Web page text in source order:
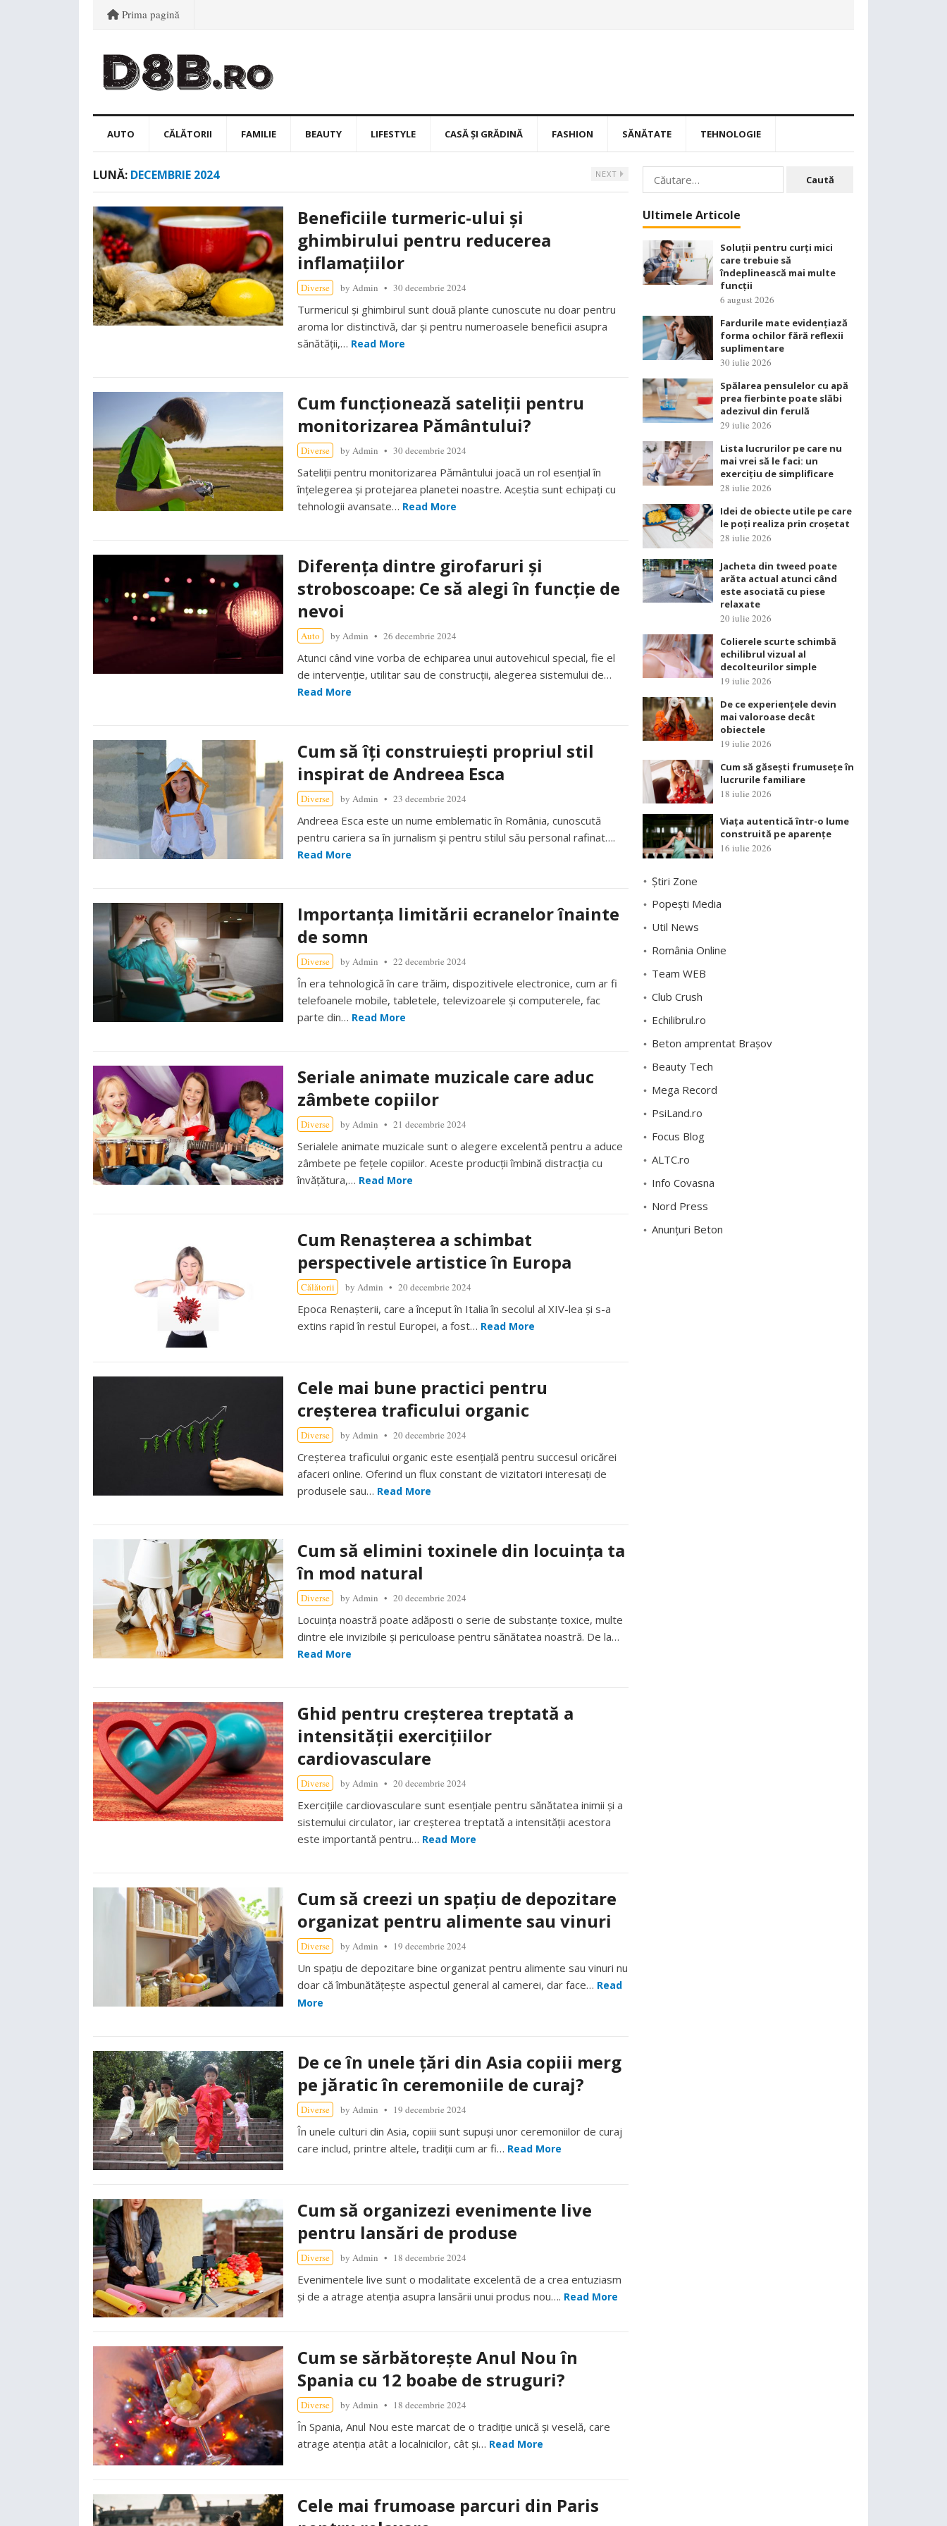
Prima pagină
AUTO CĂLĂTORII FAMILIE BEAUTY LIFESTYLE CASĂ ȘI GRĂDINĂ FASHION SĂNĂTATE TEHNOLOGIE
LUNĂ: DECEMBRIE 2024 NEXT
Beneficiile turmeric-ului și
ghimbirului pentru reducerea
inflamațiilor
Diverse by Admin 30 decembrie 2024
Turmericul și ghimbirul sunt două plante cunoscute nu doar pentru
aroma lor distinctivă, dar și pentru numeroasele beneficii asupra
sănătății,… Read More
Cum funcționează sateliții pentru
monitorizarea Pământului?
Diverse by Admin 30 decembrie 2024
Sateliții pentru monitorizarea Pământului joacă un rol esențial în
înțelegerea și protejarea planetei noastre. Aceștia sunt echipați cu
tehnologii avansate… Read More
Diferența dintre girofaruri și
stroboscoape: Ce să alegi în funcție de
nevoi
Auto by Admin 26 decembrie 2024
Atunci când vine vorba de echiparea unui autovehicul special, fie el
de intervenție, utilitar sau de construcții, alegerea sistemului de…
Read More
Cum să îți construiești propriul stil
inspirat de Andreea Esca
Diverse by Admin 23 decembrie 2024
Andreea Esca este un nume emblematic în România, cunoscută
pentru cariera sa în jurnalism și pentru stilul său personal rafinat….
Read More
Importanța limitării ecranelor înainte
de somn
Diverse by Admin 22 decembrie 2024
În era tehnologică în care trăim, dispozitivele electronice, cum ar fi
telefoanele mobile, tabletele, televizoarele și computerele, fac
parte din… Read More
Seriale animate muzicale care aduc
zâmbete copiilor
Diverse by Admin 21 decembrie 2024
Serialele animate muzicale sunt o alegere excelentă pentru a aduce
zâmbete pe fețele copiilor. Aceste producții îmbină distracția cu
învățătura,… Read More
Cum Renașterea a schimbat
perspectivele artistice în Europa
Călătorii by Admin 20 decembrie 2024
Epoca Renașterii, care a început în Italia în secolul al XIV-lea și s-a
extins rapid în restul Europei, a fost… Read More
Cele mai bune practici pentru
creșterea traficului organic
Diverse by Admin 20 decembrie 2024
Creșterea traficului organic este esențială pentru succesul oricărei
afaceri online. Oferind un flux constant de vizitatori interesați de
produsele sau… Read More
Cum să elimini toxinele din locuința ta
în mod natural
Diverse by Admin 20 decembrie 2024
Locuința noastră poate adăposti o serie de substanțe toxice, multe
dintre ele invizibile și periculoase pentru sănătatea noastră. De la…
Read More
Ghid pentru creșterea treptată a
intensității exercițiilor
cardiovasculare
Diverse by Admin 20 decembrie 2024
Exercițiile cardiovasculare sunt esențiale pentru sănătatea inimii și a
sistemului circulator, iar creșterea treptată a intensității acestora
este importantă pentru… Read More
Cum să creezi un spațiu de depozitare
organizat pentru alimente sau vinuri
Diverse by Admin 19 decembrie 2024
Un spațiu de depozitare bine organizat pentru alimente sau vinuri nu
doar că îmbunătățește aspectul general al camerei, dar face… Read
More
De ce în unele țări din Asia copiii merg
pe jăratic în ceremoniile de curaj?
Diverse by Admin 19 decembrie 2024
În unele culturi din Asia, copiii sunt supuși unor ceremoniilor de curaj
care includ, printre altele, tradiții cum ar fi… Read More
Cum să organizezi evenimente live
pentru lansări de produse
Diverse by Admin 18 decembrie 2024
Evenimentele live sunt o modalitate excelentă de a crea entuziasm
și de a atrage atenția asupra lansării unui produs nou…. Read More
Cum se sărbătorește Anul Nou în
Spania cu 12 boabe de struguri?
Diverse by Admin 18 decembrie 2024
În Spania, Anul Nou este marcat de o tradiție unică și veselă, care
atrage atenția atât a localnicilor, cât și… Read More
Cele mai frumoase parcuri din Paris
Caută
după:
Ultimele Articole
Soluții pentru curți mici
care trebuie să
îndeplinească mai multe
funcții
6 august 2026
Fardurile mate evidențiază
forma ochilor fără reflexii
suplimentare
30 iulie 2026
Spălarea pensulelor cu apă
prea fierbinte poate slăbi
adezivul din ferulă
29 iulie 2026
Lista lucrurilor pe care nu
mai vrei să le faci: un
exercițiu de simplificare
28 iulie 2026
Idei de obiecte utile pe care
le poți realiza prin croșetat
28 iulie 2026
Jacheta din tweed poate
arăta actual atunci când
este asociată cu piese
relaxate
20 iulie 2026
Colierele scurte schimbă
echilibrul vizual al
decolteurilor simple
19 iulie 2026
De ce experiențele devin
mai valoroase decât
obiectele
19 iulie 2026
Cum să găsești frumusețe în
lucrurile familiare
18 iulie 2026
Viața autentică într-o lume
construită pe aparențe
16 iulie 2026
Știri Zone
Popești Media
Util News
România Online
Team WEB
Club Crush
Echilibrul.ro
Beton amprentat Brașov
Beauty Tech
Mega Record
PsiLand.ro
Focus Blog
ALTC.ro
Info Covasna
Nord Press
Anunțuri Beton